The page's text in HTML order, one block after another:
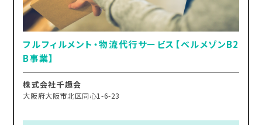
フルフィルメント・物流代行サービス【ベルメゾンB2
B事業】
株式会社千趣会
大阪府大阪市北区同心1-6-23